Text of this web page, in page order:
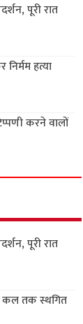
पूरी रात
हत्या
करने वालों
पूरी रात
कल तक स्थगित